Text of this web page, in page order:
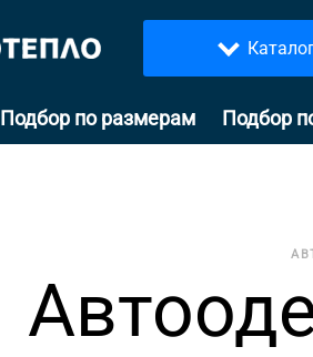
Подбор по размерам Подбор